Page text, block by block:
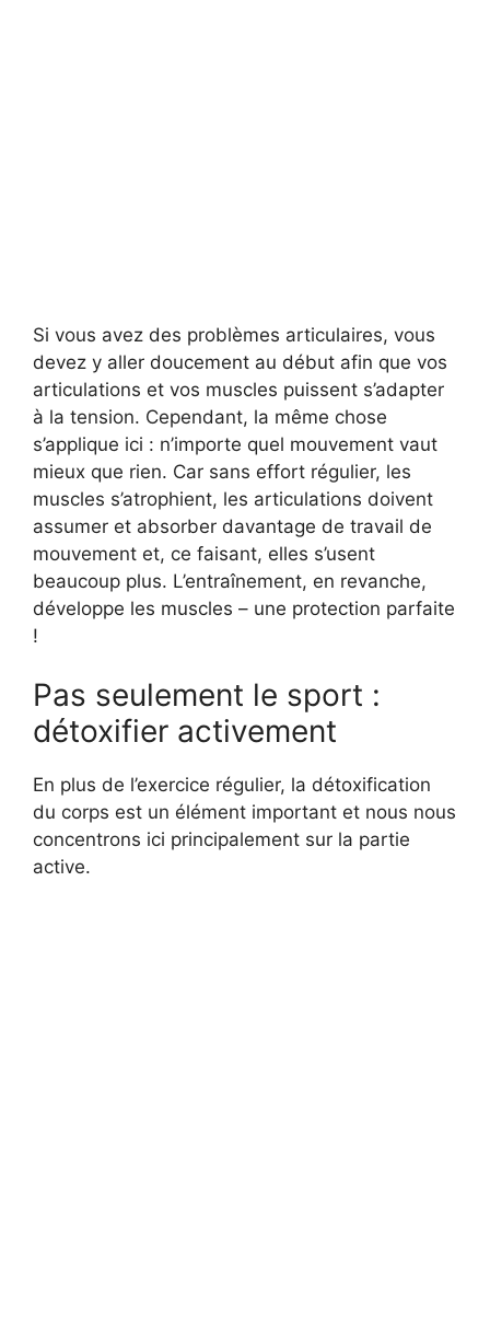
Si vous avez des problèmes articulaires, vous
devez y aller doucement au début afin que vos
articulations et vos muscles puissent s’adapter
à la tension. Cependant, la même chose
s’applique ici : n’importe quel mouvement vaut
mieux que rien. Car sans effort régulier, les
muscles s’atrophient, les articulations doivent
assumer et absorber davantage de travail de
mouvement et, ce faisant, elles s’usent
beaucoup plus. L’entraînement, en revanche,
développe les muscles – une protection parfaite
!
Pas seulement le sport :
détoxifier activement
En plus de l’exercice régulier, la détoxification
du corps est un élément important et nous nous
concentrons ici principalement sur la partie
active.